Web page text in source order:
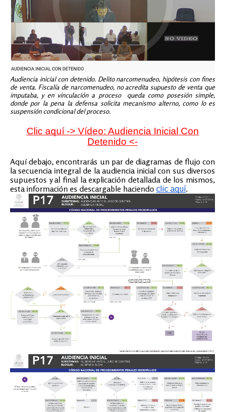
Audiencia inicial con detenido. Delito narcomenudeo, hipótesis con fines
de venta. Fiscalía de narcomenudeo, no acredita supuesto de venta que
imputaba, y en vinculación a proceso queda como posesión simple,
donde por la pena la defensa solicita mecanismo alterno, como lo es
suspensión condicional del proceso.
Clic aquí -> Vídeo: Audiencia Inicial Con
Detenido <-
Aquí debajo, encontrarás un par de diagramas de flujo con
la secuencia integral de la audiencia inicial con sus diversos
supuestos y al final la explicación detallada de los mismos,
esta información es descargable haciendo clic aquí.